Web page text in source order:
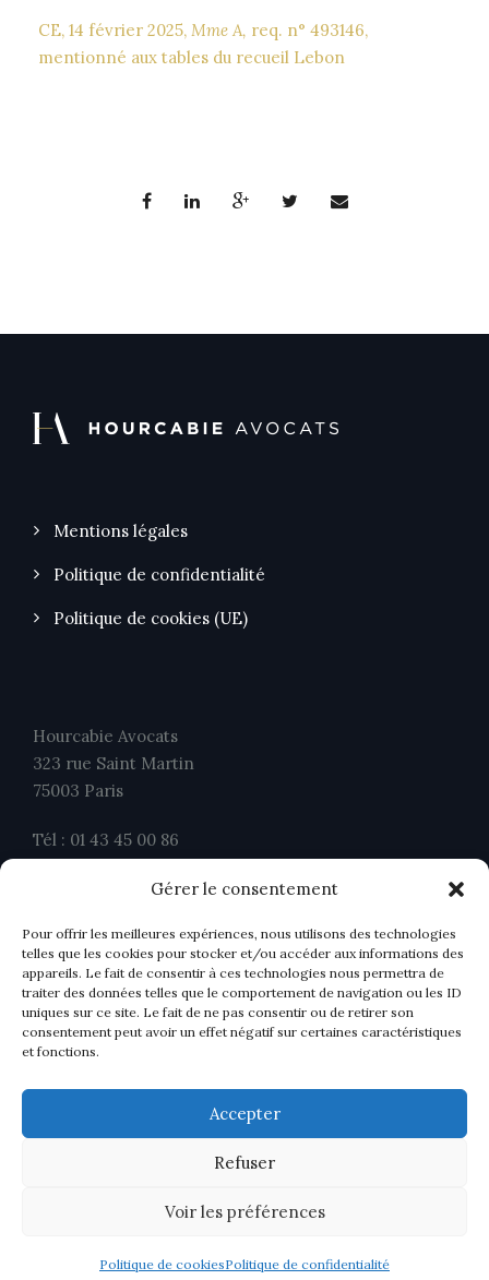
Gérer le consentement
Pour offrir les meilleures expériences, nous utilisons des technologies
telles que les cookies pour stocker et/ou accéder aux informations des
appareils. Le fait de consentir à ces technologies nous permettra de
traiter des données telles que le comportement de navigation ou les ID
uniques sur ce site. Le fait de ne pas consentir ou de retirer son
consentement peut avoir un effet négatif sur certaines caractéristiques
et fonctions.
Accepter
Refuser
Voir les préférences
Politique de cookiesPolitique de confidentialité
CE, 14 février 2025, Mme A, req. n° 493146,
mentionné aux tables du recueil Lebon
Mentions légales
Politique de confidentialité
Politique de cookies (UE)
Hourcabie Avocats
323 rue Saint Martin
75003 Paris
Tél : 01 43 45 00 86
contact@ahavocats.fr